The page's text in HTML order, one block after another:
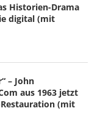
Historien-Drama
digital (mit
– John
aus 1963 jetzt
(mit